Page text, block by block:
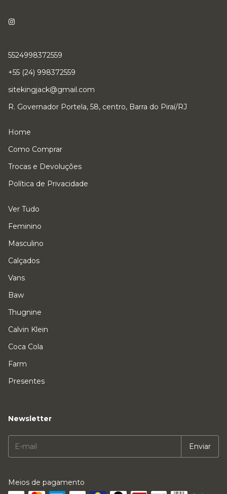
5524998372559
+55 (24) 998372559
sitekingjack@gmail.com
R. Governador Portela, 58, centro, Barra do Piraí/RJ
Home
Como Comprar
Trocas e Devoluções
Política de Privacidade
Ver Tudo
Feminino
Masculino
Calçados
Vans
Baw
Thugnine
Calvin Klein
Coca Cola
Farm
Presentes
Newsletter
Meios de pagamento